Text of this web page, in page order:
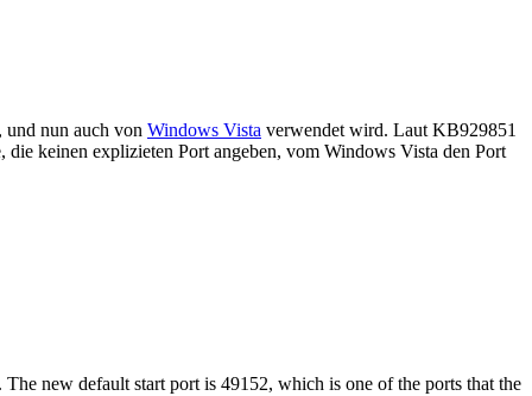
und nun auch von Windows Vista verwendet wird. Laut KB929851
keinen explizieten Port angeben, vom Windows Vista den Port
new default start port is 49152, which is one of the ports that the